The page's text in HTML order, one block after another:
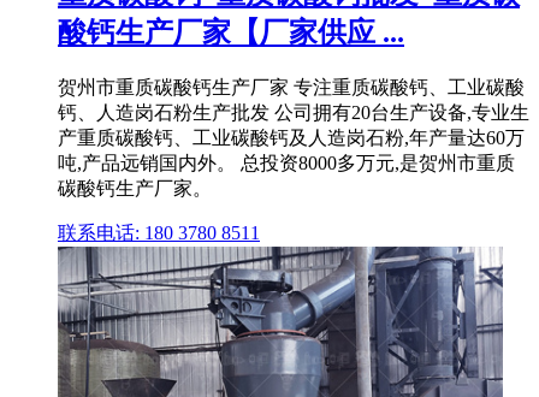
酸钙生产厂家【厂家供应 ...
贺州市重质碳酸钙生产厂家 专注重质碳酸钙、工业碳酸
钙、人造岗石粉生产批发 公司拥有20台生产设备,专业生
产重质碳酸钙、工业碳酸钙及人造岗石粉,年产量达60万
吨,产品远销国内外。 总投资8000多万元,是贺州市重质
碳酸钙生产厂家。
联系电话: 180 3780 8511